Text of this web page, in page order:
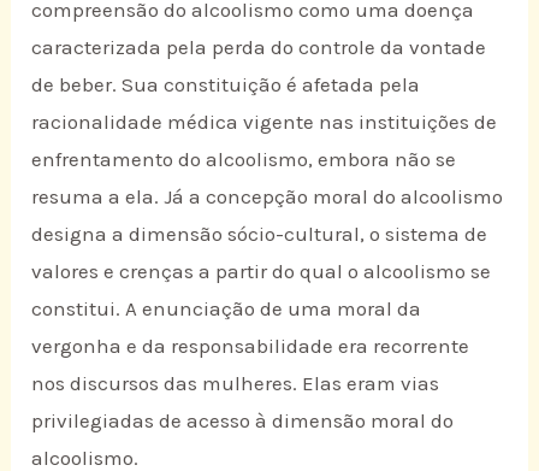
compreensão do alcoolismo como uma doença
caracterizada pela perda do controle da vontade
de beber. Sua constituição é afetada pela
racionalidade médica vigente nas instituições de
enfrentamento do alcoolismo, embora não se
resuma a ela. Já a concepção moral do alcoolismo
designa a dimensão sócio-cultural, o sistema de
valores e crenças a partir do qual o alcoolismo se
constitui. A enunciação de uma moral da
vergonha e da responsabilidade era recorrente
nos discursos das mulheres. Elas eram vias
privilegiadas de acesso à dimensão moral do
alcoolismo.